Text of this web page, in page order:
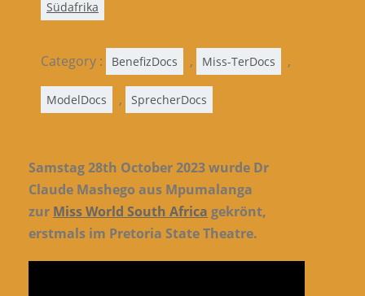
Südafrika
Category : BenefizDocs , Miss-TerDocs ,
ModelDocs , SprecherDocs
Samstag 28th October 2023 wurde Dr
Claude Mashego aus Mpumalanga
zur Miss World South Africa gekrönt,
erstmals im Pretoria State Theatre.